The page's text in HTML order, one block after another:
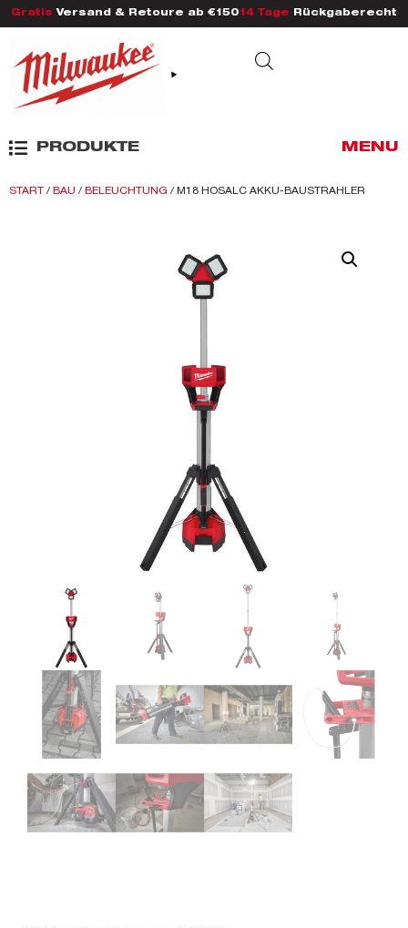
Gratis Versand & Retoure ab €150 14 Tage Rückgaberecht
PRODUKTE MENU
START / BAU / BELEUCHTUNG / M18 HOSALC AKKU-BAUSTRAHLER